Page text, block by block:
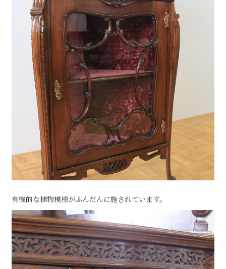
有機的な植物模様がふんだんに施されています。